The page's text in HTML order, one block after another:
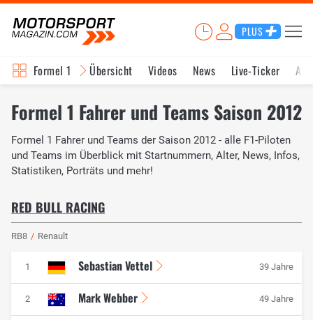
PLUS
Formel 1 Übersicht Videos News Live-Ticker
Formel 1 Fahrer und Teams Saison 2012
Formel 1 Fahrer und Teams der Saison 2012 - alle F1-Piloten
und Teams im Überblick mit Startnummern, Alter, News, Infos,
Statistiken, Porträts und mehr!
RED BULL RACING
RB8 / Renault
1 Sebastian Vettel 39 Jahre
2 Mark Webber 49 Jahre